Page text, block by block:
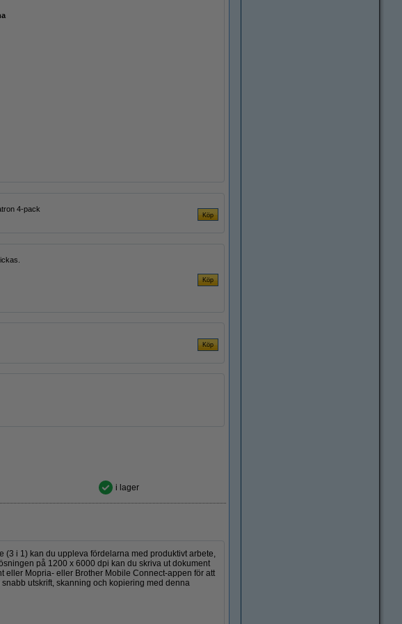
4-pack
i lager
(3 i 1) kan du uppleva fördelarna med produktivt arbete,
på 1200 x 6000 dpi kan du skriva ut dokument
eller Mopria- eller Brother Mobile Connect-appen för att
utskrift, skanning och kopiering med denna